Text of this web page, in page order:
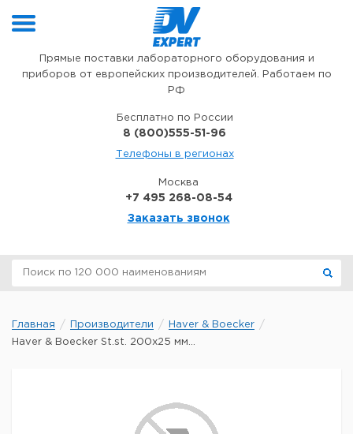
Прямые поставки лабораторного оборудования и
приборов от европейских производителей. Работаем по
РФ
Бесплатно по России
8 (800)555-51-96
Телефоны в регионах
Москва
+7 495 268-08-54
Заказать звонок
Главная Производители
Haver & Boecker
Haver & Boecker St.st. 200x25 мм...